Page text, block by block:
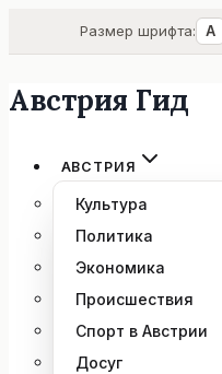
Размер шрифта: А
Перейти
содержимому
Австрия Гид
АВСТРИЯ
Культура
Политика
Экономика
Происшествия
Спорт в Австрии
Досуг